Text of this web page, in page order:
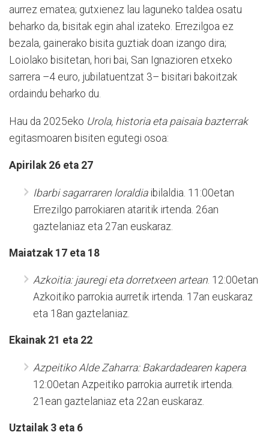
aurrez ematea; gutxienez lau laguneko taldea osatu
beharko da, bisitak egin ahal izateko. Errezilgoa ez
bezala, gainerako bisita guztiak doan izango dira;
Loiolako bisitetan, hori bai, San Ignazioren etxeko
sarrera –4 euro, jubilatuentzat 3– bisitari bakoitzak
ordaindu beharko du.
Hau da 2025eko Urola, historia eta paisaia bazterrak
egitasmoaren bisiten egutegi osoa:
Apirilak 26 eta 27
Ibarbi sagarraren loraldiaibilaldia. 11:00etan
Errezilgo parrokiaren ataritik irtenda. 26an
gaztelaniaz eta 27an euskaraz.
Maiatzak 17 eta 18
Azkoitia: jauregi eta dorretxeen artean. 12:00etan
Azkoitiko parrokia aurretik irtenda. 17an euskaraz
eta 18an gaztelaniaz.
Ekainak 21 eta 22
Azpeitiko Alde Zaharra: Bakardadearen kapera.
12:00etan Azpeitiko parrokia aurretik irtenda.
21ean gaztelaniaz eta 22an euskaraz.
Uztailak 3 eta 6